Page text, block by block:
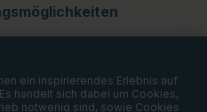
ein inspirierendes Erlebnis auf
handelt sich dabei um Cookies,
notwenig sind, sowie Cookies